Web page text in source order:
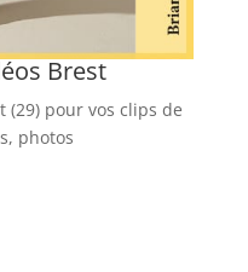
Brest
(29) pour vos clips de
photos